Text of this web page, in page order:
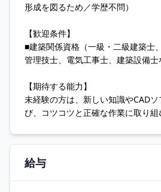
形成を図るため／学歴不問）
【歓迎条件】
■建築関係資格（一級・二級建築士
管理技士、電気工事士、建築設備
【期待する能力】
未経験の方は、新しい知識やCAD
び、コツコツと正確な作業に取り組
給与